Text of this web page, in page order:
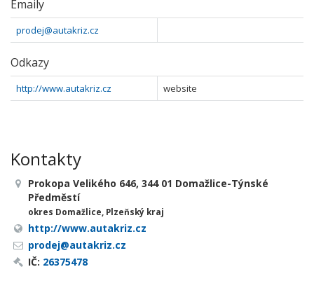
Emaily
prodej@autakriz.cz
Odkazy
http://www.autakriz.cz website
Kontakty
Prokopa Velikého 646, 344 01 Domažlice-Týnské
Předměstí
okres Domažlice, Plzeňský kraj
http://www.autakriz.cz
prodej@autakriz.cz
IČ: 26375478